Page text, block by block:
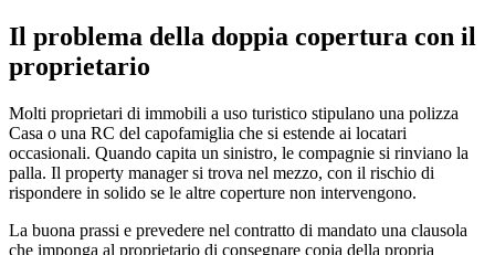
Il problema della doppia copertura con il
proprietario
Molti proprietari di immobili a uso turistico stipulano una polizza
Casa o una RC del capofamiglia che si estende ai locatari
occasionali. Quando capita un sinistro, le compagnie si rinviano la
palla. Il property manager si trova nel mezzo, con il rischio di
rispondere in solido se le altre coperture non intervengono.
La buona prassi e prevedere nel contratto di mandato una clausola
che imponga al proprietario di consegnare copia della propria